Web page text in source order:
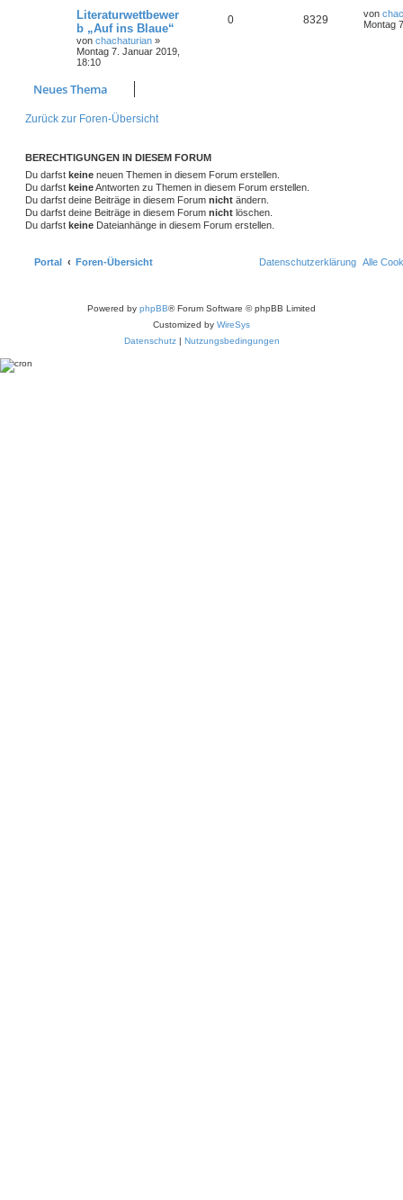
Literaturwettbewer
b „Auf ins Blaue“
von chachaturian »
Montag 7. Januar 2019,
18:10
0 8329 von
Montag
Neues Thema
Zurück zur Foren-Übersicht
BERECHTIGUNGEN IN DIESEM FORUM
Du darfst keine neuen Themen in diesem Forum erstellen.
Du darfst keineAntworten zu Themen in diesem Forum erstellen.
Du darfst deine Beiträge in diesem Forum nicht ändern.
Du darfst deine Beiträge in diesem Forum nicht löschen.
Du darfst keine Dateianhänge in diesem Forum erstellen.
Portal Foren-Übersicht Alle
Datenschutzerklärung
Powered by phpBB® Forum Software © phpBB Limited
Customized by WireSys
Datenschutz| Nutzungsbedingungen